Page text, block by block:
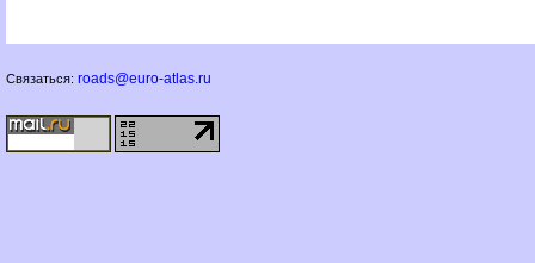
Связаться: roads@euro-atlas.ru